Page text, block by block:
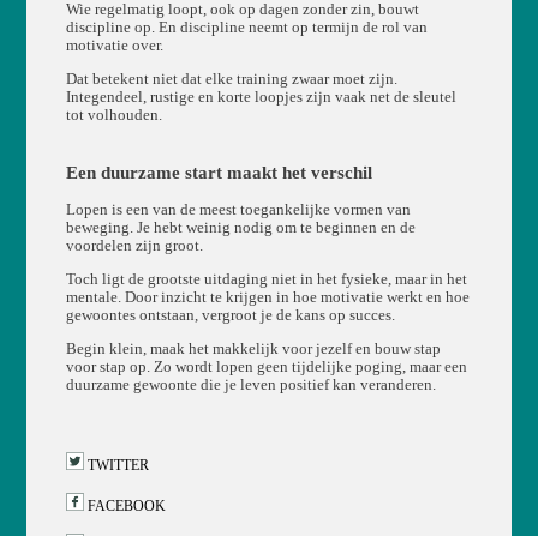
Wie regelmatig loopt, ook op dagen zonder zin, bouwt
discipline op. En discipline neemt op termijn de rol van
motivatie over.
Dat betekent niet dat elke training zwaar moet zijn.
Integendeel, rustige en korte loopjes zijn vaak net de sleutel
tot volhouden.
Een duurzame start maakt het verschil
Lopen is een van de meest toegankelijke vormen van
beweging. Je hebt weinig nodig om te beginnen en de
voordelen zijn groot.
Toch ligt de grootste uitdaging niet in het fysieke, maar in het
mentale. Door inzicht te krijgen in hoe motivatie werkt en hoe
gewoontes ontstaan, vergroot je de kans op succes.
Begin klein, maak het makkelijk voor jezelf en bouw stap
voor stap op. Zo wordt lopen geen tijdelijke poging, maar een
duurzame gewoonte die je leven positief kan veranderen.
TWITTER
FACEBOOK